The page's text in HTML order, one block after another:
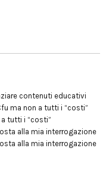
contenuti educativi
ma non a tutti i “costi”
tutti i “costi”
alla mia interrogazione
alla mia interrogazione